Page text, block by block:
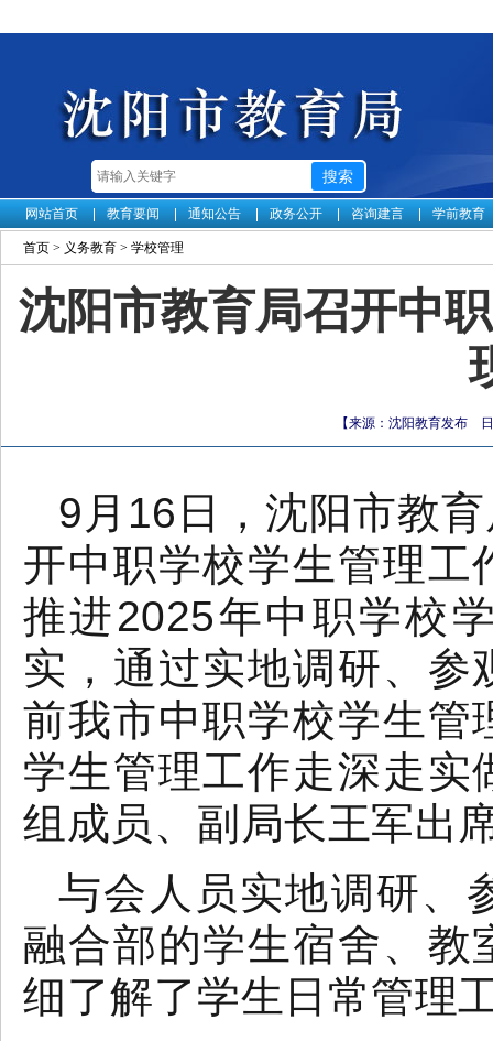
网站首页 教育要闻 通知公告 政务公开 咨询建言 学前教育
首页 > 义务教育 > 学校管理
沈阳市教育局召开中
【来源：沈阳教育发布
9 月 16 日，沈阳市教
开中职学校学生管理工
推进2025年中职学校
实，通过实地调研、参
前我市中职学校学生管
学生管理工作走深走实
组成员、副局长王军出
与会人员实地调研、
融合部的学生宿舍、教
细了解了学生日常管理